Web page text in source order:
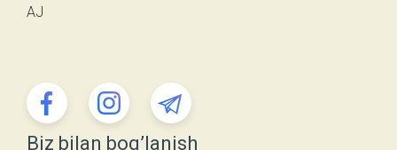
AJ
Biz bilan bog’lanish